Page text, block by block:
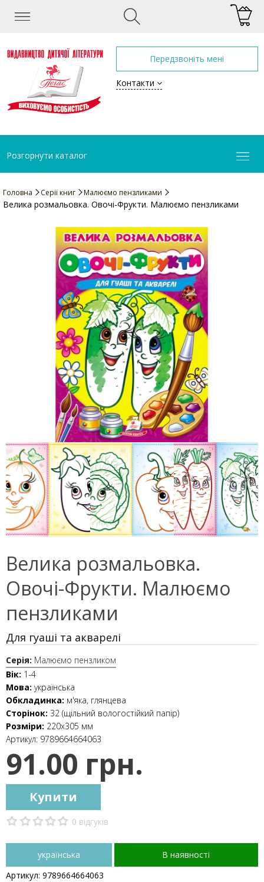
Передзвоніть мені
Контакти
Розгорнути каталог
Головна Серії книг Малюємо пензликами
Велика розмальовка. Овочі-Фрукти. Малюємо пензликами
Велика розмальовка.
Овочі-Фрукти. Малюємо
пензликами
Для гуаші та акварелі
Серія: Малюємо пензликом
Вік: 1-4
Мова: українська
Обкладинка: м'яка, глянцева
Сторінок: 32 (щільний вологостійкий папір)
Розміри: 220х305 мм
Артикул: 9789664664063
91.00 грн.
Купити
0 відгуків
українська
В наявності
Артикул: 9789664664063